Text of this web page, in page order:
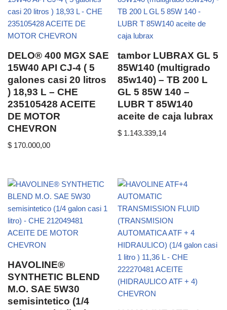
DELO® 400 MGX SAE
15W40 API CJ-4 ( 5
galones casi 20 litros
) 18,93 L – CHE
235105428 ACEITE
DE MOTOR
CHEVRON
$ 170.000,00
tambor LUBRAX GL 5
85W140 (multigrado
85w140) – TB 200 L
GL 5 85W 140 –
LUBR T 85W140
aceite de caja lubrax
$ 1.143.339,14
HAVOLINE®
SYNTHETIC BLEND
M.O. SAE 5W30
semisintetico (1/4